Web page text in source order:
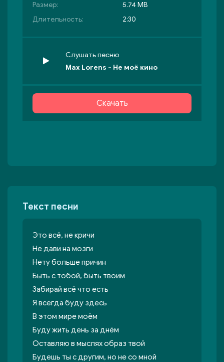
Размер:
5.74 MB
Длительность:
2:30
Слушать песню
Max Lorens - Не моё кино
Скачать
Текст песни
Это всё, не кричи
Не дави на мозги
Нету больше причин
Быть с тобой, быть твоим
Забирай всё что есть
Я всегда буду здесь
В этом мире моём
Буду жить день за днём
Оставляю в мыслях образ твой
Будешь ты с другим, но не со мной